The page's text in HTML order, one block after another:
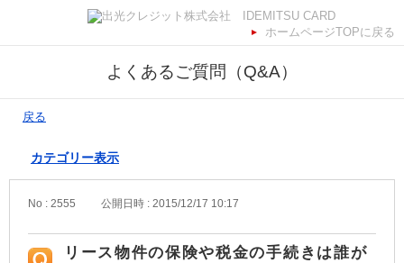
ホームページTOPに戻る
よくあるご質問（Q&A）
戻る
カテゴリー表示
No : 2555 公開日時 : 2015/12/17 10:17
リース物件の保険や税金の手続きは誰が